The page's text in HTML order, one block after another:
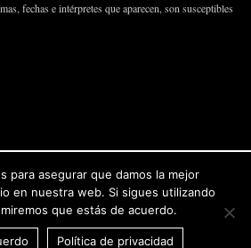
fechas e intérpretes que aparecen, son susceptibles
para asegurar que damos la mejor
en nuestra web. Si sigues utilizando
que estás de acuerdo.
Política de privacidad